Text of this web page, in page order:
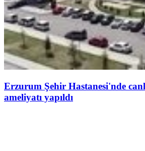
Erzurum Şehir Hastanesi'nde
ameliyatı yapıldı